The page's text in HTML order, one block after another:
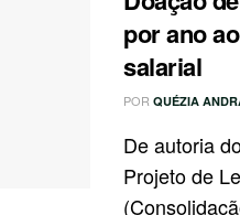
por ano
salarial
POR QUÉZIA
De autoria
Projeto de